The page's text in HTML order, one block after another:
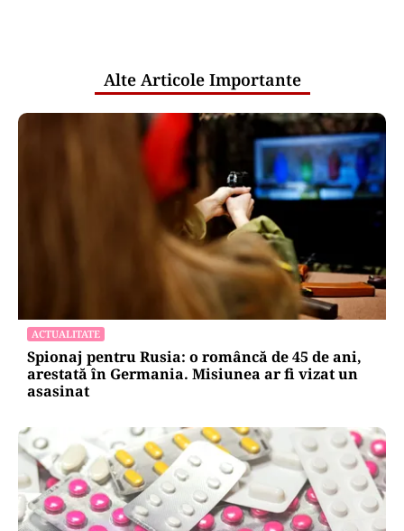
Alte Articole Importante
ACTUALITATE
Spionaj pentru Rusia: o româncă de 45 de ani,
arestată în Germania. Misiunea ar fi vizat un
asasinat